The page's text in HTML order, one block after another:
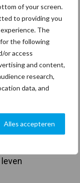
of your screen.
to providing you
The
the following
or access
and content,
research,
data, and
Alles accepteren
nieuws
kent mitsen en
Cleaners:
in m’n bloed,
mijn toekomst”